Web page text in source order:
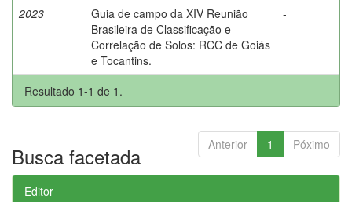
2023
Guia de campo da XIV Reunião
Brasileira de Classificação e
Correlação de Solos: RCC de Goiás
e Tocantins.
-
Resultado 1-1 de 1.
Anterior 1 Póximo
Busca facetada
Editor